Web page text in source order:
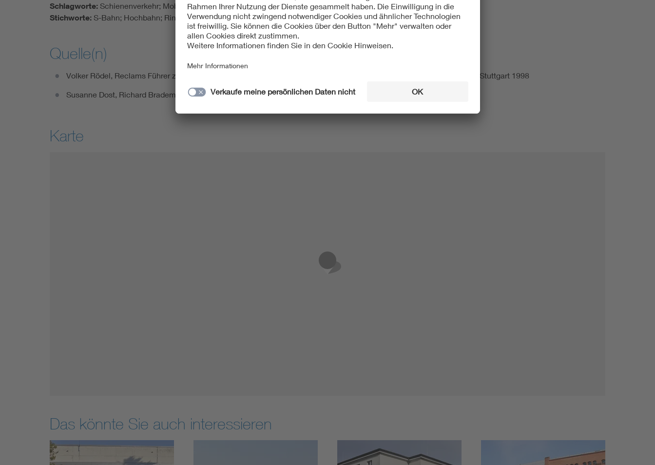
Schlagworte: Schienenverkehr; Mobility; Mobilität; Verkehrsmanagement
Stichworte: S-Bahn; Hochbahn; Ringbahn; Stadtbahn; Vorortbahn
Quelle(n)
Volker Rödel, Reclams Führer zu den Denkmalen der Industrie und Technik in Deutschland. Bd. 2. Neue Länder. Berlin, Stuttgart 1998
Susanne Dost, Richard Brademann (1884 - 1965). Architekt der Berliner S-Bahn, Berlin 2002
Karte
Das könnte Sie auch interessieren